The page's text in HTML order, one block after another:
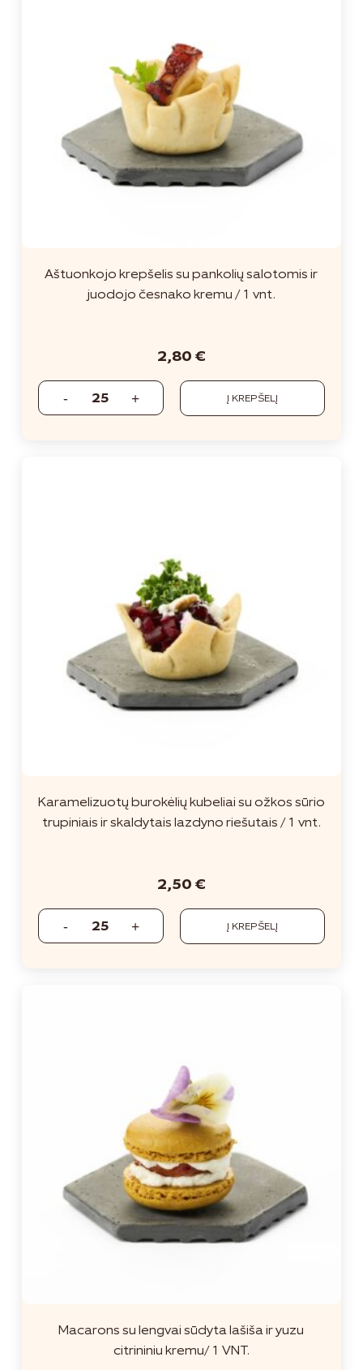
Aštuonkojo krepšelis su pankolių salotomis ir
juodojo česnako kremu / 1 vnt.
Į KREPŠELĮ
2,80 €
Karamelizuotų burokėlių kubeliai su ožkos sūrio
trupiniais ir skaldytais lazdyno riešutais / 1 vnt.
Į KREPŠELĮ
2,50 €
Macarons su lengvai sūdyta lašiša ir yuzu
citrininiu kremu/ 1 VNT.